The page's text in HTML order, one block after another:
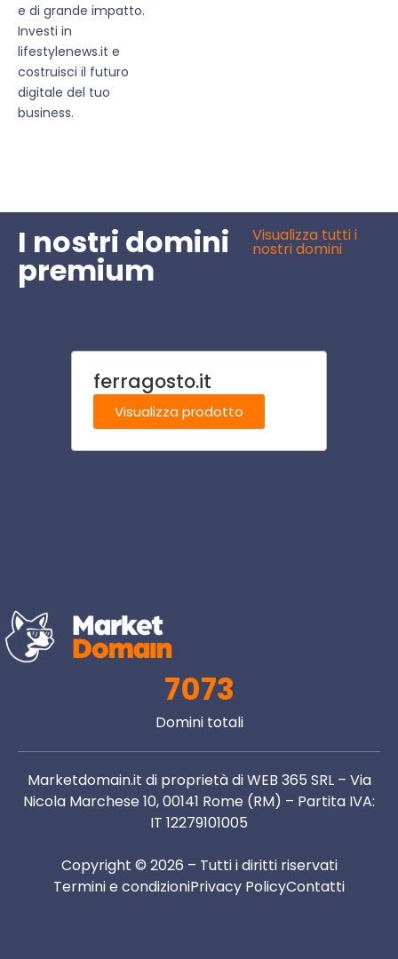
e di grande impatto.
Investi in
lifestylenews.it e
costruisci il futuro
digitale del tuo
business.
I nostri domini
premium
Visualizza tutti i
nostri domini
ferragosto.it
Visualizza prodotto
7073
Domini totali
Marketdomain.it di proprietà di WEB 365 SRL – Via
Nicola Marchese 10, 00141 Rome (RM) – Partita IVA:
IT 12279101005
Copyright © 2026 – Tutti i diritti riservati
Termini e condizioniPrivacy PolicyContatti